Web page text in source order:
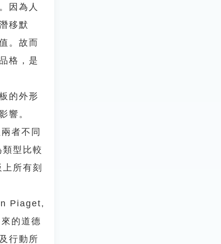
因為人
移默
。故而
格，是
的外形
響。
者不同
型比較
所有刻
Piaget,
的道德
行動所